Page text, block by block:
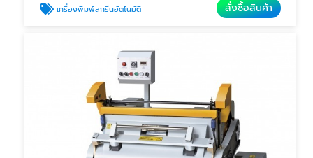
เครื่องพิมพ์สกรีนอัตโนมัติ สั่งซื้อสินค้า